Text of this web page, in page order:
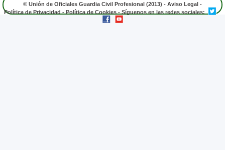
© Unión de Oficiales Guardia Civil Profesional (2013) - Aviso Legal -
Política de Privacidad - Política de Cookies - Síguenos en las redes sociales: